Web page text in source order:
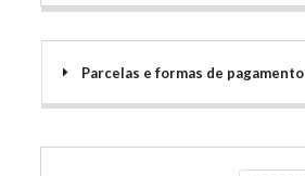
Parcelas e formas de pagamento